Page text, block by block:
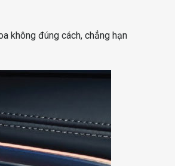
không đúng cách, chẳng hạn